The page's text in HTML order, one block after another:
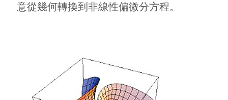
意從幾何轉換到非線性偏微分方程。